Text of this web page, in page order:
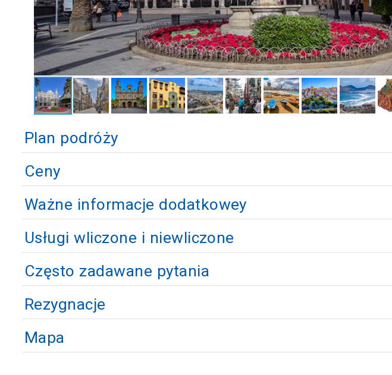
Plan podróży
Ceny
Ważne informacje dodatkowey
Usługi wliczone i niewliczone
Często zadawane pytania
Rezygnacje
Mapa